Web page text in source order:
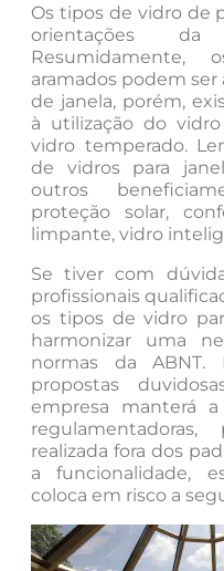
Os tipos de vidro de
orientações
aramados podem
de janela, porém,
à utilização do
vidro temperado.
de vidros para
outros
proteção solar,
limpante, vidro
Se tiver com
profissionais
os tipos de vidro
harmonizar uma
normas da
propostas
empresa manterá
realizada fora dos
a funcionalidade,
coloca em risco a